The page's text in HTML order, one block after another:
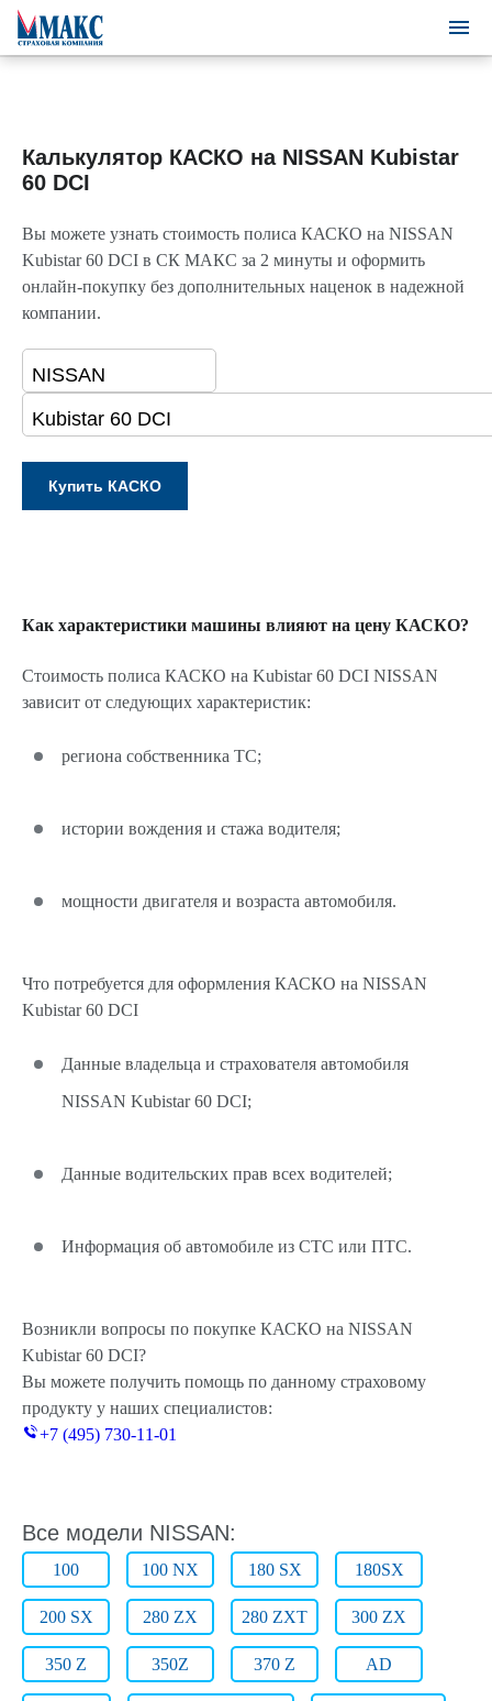
Калькулятор КАСКО на NISSAN Kubistar
60 DCI
Вы можете узнать стоимость полиса КАСКО на NISSAN
Kubistar 60 DCI в СК МАКС за 2 минуты и оформить
онлайн-покупку без дополнительных наценок в надежной
компании.
Как характеристики машины влияют на цену КАСКО?
Стоимость полиса КАСКО на Kubistar 60 DCI NISSAN
зависит от следующих характеристик:
региона собственника ТС;
истории вождения и стажа водителя;
мощности двигателя и возраста автомобиля.
Что потребуется для оформления КАСКО на NISSAN
Kubistar 60 DCI
Данные владельца и страхователя автомобиля
NISSAN Kubistar 60 DCI;
Данные водительских прав всех водителей;
Информация об автомобиле из СТС или ПТС.
Возникли вопросы по покупке КАСКО на NISSAN
Kubistar 60 DCI?
Вы можете получить помощь по данному страховому
продукту у наших специалистов:
+7 (495) 730-11-01
Все модели NISSAN:
100 100 NX 180 SX 180SX
200 SX 280 ZX 280 ZXT 300 ZX
350 Z 350Z 370 Z AD